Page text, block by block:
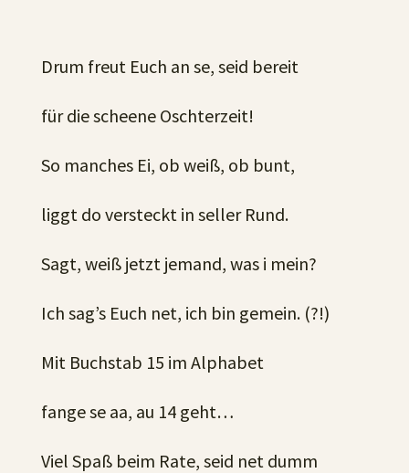
Drum freut Euch an se, seid bereit
für die scheene Oschterzeit!
So manches Ei, ob weiß, ob bunt,
liggt do versteckt in seller Rund.
Sagt, weiß jetzt jemand, was i mein?
Ich sag’s Euch net, ich bin gemein. (?!)
Mit Buchstab 15 im Alphabet
fange se aa, au 14 geht…
Viel Spaß beim Rate, seid net dumm